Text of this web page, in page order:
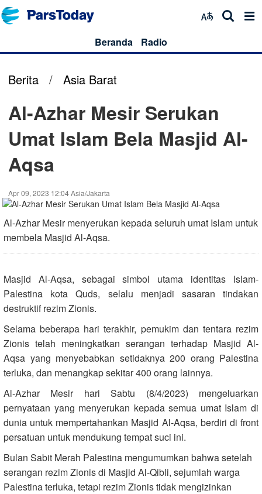
Beranda Radio
Berita / Asia Barat
Al-Azhar Mesir Serukan
Umat Islam Bela Masjid Al-
Aqsa
Apr 09, 2023 12:04 Asia/Jakarta
Al-Azhar Mesir menyerukan kepada seluruh umat Islam untuk
membela Masjid Al-Aqsa.
Masjid Al-Aqsa, sebagai simbol utama identitas Islam-
Palestina kota Quds, selalu menjadi sasaran tindakan
destruktif rezim Zionis.
Selama beberapa hari terakhir, pemukim dan tentara rezim
Zionis telah meningkatkan serangan terhadap Masjid Al-
Aqsa yang menyebabkan setidaknya 200 orang Palestina
terluka, dan menangkap sekitar 400 orang lainnya.
Al-Azhar Mesir hari Sabtu (8/4/2023) mengeluarkan
pernyataan yang menyerukan kepada semua umat Islam di
dunia untuk mempertahankan Masjid Al-Aqsa, berdiri di front
persatuan untuk mendukung tempat suci ini.
Bulan Sabit Merah Palestina mengumumkan bahwa setelah
serangan rezim Zionis di Masjid Al-Qibli, sejumlah warga
Palestina terluka, tetapi rezim Zionis tidak mengizinkan